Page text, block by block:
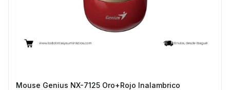
Mouse Genius NX-7125 Oro+Rojo Inalambrico